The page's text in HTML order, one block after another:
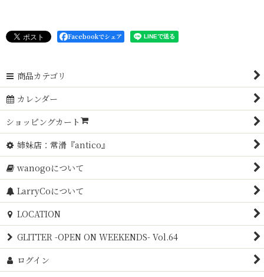
Facebookでシェア
商品カテゴリ
カレンダー
ショッピングカート
姉妹店：常滑『antico』
wanogoについて
LarryCoについて
LOCATION
GLITTER -OPEN ON WEEKENDS- Vol.64
ログイン